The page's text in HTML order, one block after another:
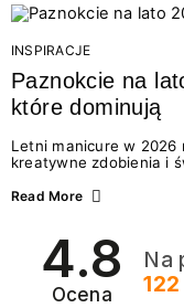
Motywem przewodnim
letnich momentów. Z
wyjątkowego: wielki
najgorętszych trendów
INSPIRACJE
Paznokcie na
które dominują
Letni manicure w
kreatywne zdobienia i
zarówno
2026? Znajdź
Read More
4.8
Ocena
Na